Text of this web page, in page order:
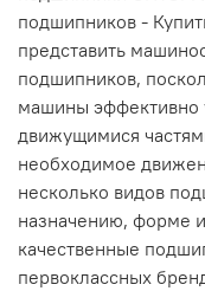
подшипников -
представить
подшипников,
машины
движущимися
необходимое
несколько видов
назначению, форме
качественные
первоклассных